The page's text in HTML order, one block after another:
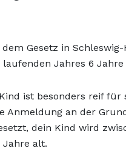
dem Gesetz in
laufenden Jahres 6
ist besonders reif für
Anmeldung an der
dein Kind wird
Jahre alt.